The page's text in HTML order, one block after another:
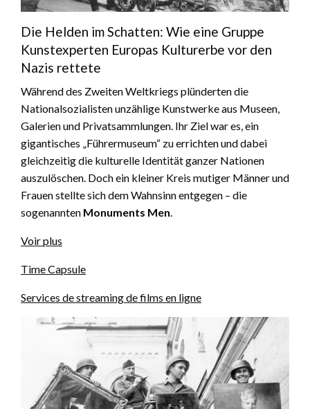
Die Helden im Schatten: Wie eine Gruppe
Kunstexperten Europas Kulturerbe vor den
Nazis rettete
Während des Zweiten Weltkriegs plünderten die
Nationalsozialisten unzählige Kunstwerke aus Museen,
Galerien und Privatsammlungen. Ihr Ziel war es, ein
gigantisches „Führermuseum“ zu errichten und dabei
gleichzeitig die kulturelle Identität ganzer Nationen
auszulöschen. Doch ein kleiner Kreis mutiger Männer und
Frauen stellte sich dem Wahnsinn entgegen – die
sogenannten Monuments Men.
Voir plus
Time Capsule
Services de streaming de films en ligne